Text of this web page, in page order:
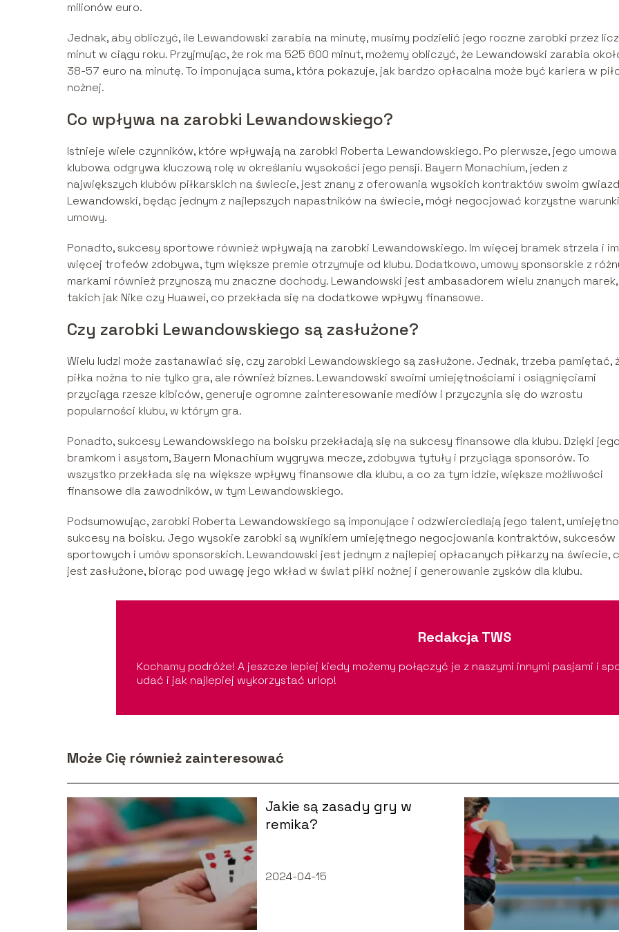
milionów euro.
Jednak, aby obliczyć, ile Lewandowski zarabia na minutę, musimy podzielić jego roczne zarobki przez
minut w ciągu roku. Przyjmując, że rok ma 525 600 minut, możemy obliczyć, że Lewandowski zarabia
38-57 euro na minutę. To imponująca suma, która pokazuje, jak bardzo opłacalna może być kariera w
nożnej.
Co wpływa na zarobki Lewandowskiego?
Istnieje wiele czynników, które wpływają na zarobki Roberta Lewandowskiego. Po pierwsze, jego umowa
klubowa odgrywa kluczową rolę w określaniu wysokości jego pensji. Bayern Monachium, jeden z
największych klubów piłkarskich na świecie, jest znany z oferowania wysokich kontraktów swoim
Lewandowski, będąc jednym z najlepszych napastników na świecie, mógł negocjować korzystne warunki
umowy.
Ponadto, sukcesy sportowe również wpływają na zarobki Lewandowskiego. Im więcej bramek strzela i im
więcej trofeów zdobywa, tym większe premie otrzymuje od klubu. Dodatkowo, umowy sponsorskie z
markami również przynoszą mu znaczne dochody. Lewandowski jest ambasadorem wielu znanych marek,
takich jak Nike czy Huawei, co przekłada się na dodatkowe wpływy finansowe.
Czy zarobki Lewandowskiego są zasłużone?
Wielu ludzi może zastanawiać się, czy zarobki Lewandowskiego są zasłużone. Jednak, trzeba pamiętać,
piłka nożna to nie tylko gra, ale również biznes. Lewandowski swoimi umiejętnościami i osiągnięciami
przyciąga rzesze kibiców, generuje ogromne zainteresowanie mediów i przyczynia się do wzrostu
popularności klubu, w którym gra.
Ponadto, sukcesy Lewandowskiego na boisku przekładają się na sukcesy finansowe dla klubu. Dzięki jego
bramkom i asystom, Bayern Monachium wygrywa mecze, zdobywa tytuły i przyciąga sponsorów. To
wszystko przekłada się na większe wpływy finansowe dla klubu, a co za tym idzie, większe możliwości
finansowe dla zawodników, w tym Lewandowskiego.
Podsumowując, zarobki Roberta Lewandowskiego są imponujące i odzwierciedlają jego talent,
sukcesy na boisku. Jego wysokie zarobki są wynikiem umiejętnego negocjowania kontraktów, sukcesów
sportowych i umów sponsorskich. Lewandowski jest jednym z najlepiej opłacanych piłkarzy na świecie,
jest zasłużone, biorąc pod uwagę jego wkład w świat piłki nożnej i generowanie zysków dla klubu.
Redakcja TWS
Kochamy podróże! A jeszcze lepiej kiedy możemy połączyć je z naszymi innymi pasjami i
udać i jak najlepiej wykorzystać urlop!
Może Cię również zainteresować
Jakie są zasady gry w
remika?
2024-04-15